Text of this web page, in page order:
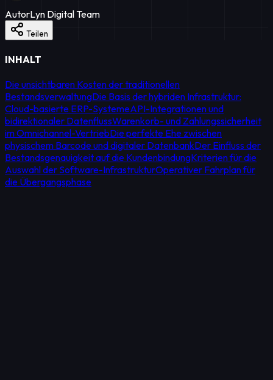
AutorLyn Digital Team
Teilen
INHALT
Die unsichtbaren Kosten der traditionellen
BestandsverwaltungDie Basis der hybriden Infrastruktur:
Cloud-basierte ERP-SystemeAPI-Integrationen und
bidirektionaler DatenflussWarenkorb- und Zahlungssicherheit
im Omnichannel-VertriebDie perfekte Ehe zwischen
physischem Barcode und digitaler DatenbankDer Einfluss der
Bestandsgenauigkeit auf die KundenbindungKriterien für die
Auswahl der Software-InfrastrukturOperativer Fahrplan für
die Übergangsphase